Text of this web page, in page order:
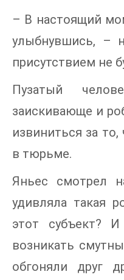
– В настоящий
улыбнувшись, –
присутствием не
Пузатый
заискивающе и
извиниться за
в тюрьме.
Яньес смотрел
удивляла такая
этот субъект?
возникать
обгоняли друг